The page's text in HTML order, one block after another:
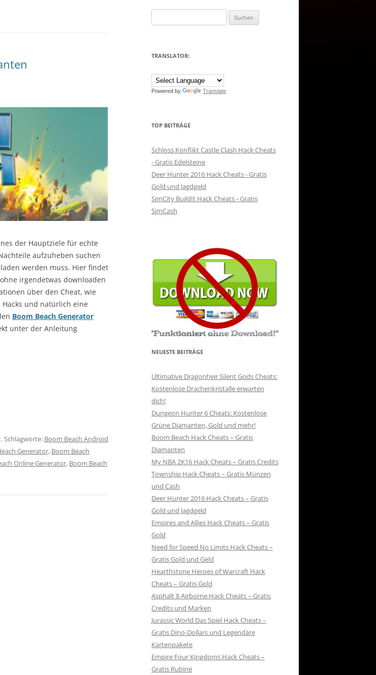
der Hauptziele für echte
aufzuheben suchen
werden muss. Hier findet
irgendetwas downloaden
über den Cheat, wie
und natürlich eine
Boom Beach Generator
unter der Anleitung
Schlagworte: Boom Beach Android
Generator, Boom Beach
Online Generator, Boom Beach
nach:
TRANSLATOR:
Powered by Translate
TOP BEITRÄGE
Schloss Konflikt Castle Clash Hack Cheats
- Gratis Edelsteine
Deer Hunter 2016 Hack Cheats - Gratis
Gold und Jagdgeld
SimCity BuildIt Hack Cheats - Gratis
SimCash
NEUESTE BEITRÄGE
Ultimative Dragonheir Silent Gods Cheats:
Kostenlose Drachenkristalle erwarten
dich!
Dungeon Hunter 6 Cheats: Kostenlose
Grüne Diamanten, Gold und mehr!
Boom Beach Hack Cheats – Gratis
Diamanten
My NBA 2K16 Hack Cheats – Gratis Credits
Township Hack Cheats – Gratis Münzen
und Cash
Deer Hunter 2016 Hack Cheats – Gratis
Gold und Jagdgeld
Empires and Allies Hack Cheats – Gratis
Gold
Need for Speed No Limits Hack Cheats –
Gratis Gold und Geld
Hearthstone Heroes of Warcraft Hack
Cheats – Gratis Gold
Asphalt 8 Airborne Hack Cheats – Gratis
Credits und Marken
Jurassic World Das Spiel Hack Cheats –
Gratis Dino-Dollars und Legendäre
Kartenpakete
Empire Four Kingdoms Hack Cheats –
Gratis Rubine